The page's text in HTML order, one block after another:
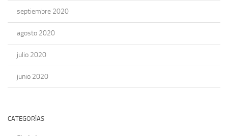
septiembre 2020
agosto 2020
julio 2020
junio 2020
CATEGORÍAS